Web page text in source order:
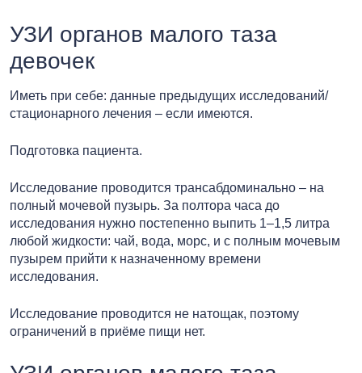
УЗИ органов малого таза
девочек
Иметь при себе: данные предыдущих исследований/
стационарного лечения – если имеются.
Подготовка пациента.
Исследование проводится трансабдоминально – на
полный мочевой пузырь. За полтора часа до
исследования нужно постепенно выпить 1–1,5 литра
любой жидкости: чай, вода, морс, и с полным мочевым
пузырем прийти к назначенному времени
исследования.
Исследование проводится не натощак, поэтому
ограничений в приёме пищи нет.